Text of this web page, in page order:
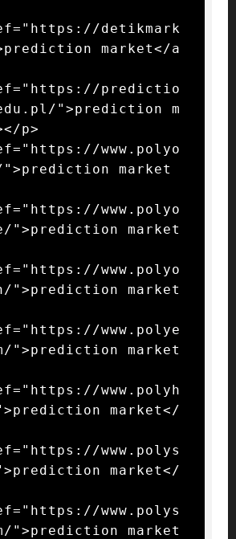
detikmark
market</a
predictio
">prediction m
p>
www.polyo
market
www.polyo
market
www.polyo
">prediction market
www.polye
">prediction market
www.polyh
market</
www.polys
market</
www.polys
">prediction market